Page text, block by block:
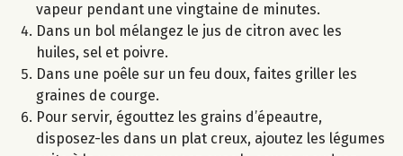
vapeur pendant une vingtaine de minutes.
Dans un bol mélangez le jus de citron avec les
huiles, sel et poivre.
Dans une poêle sur un feu doux, faites griller les
graines de courge.
Pour servir, égouttez les grains d’épeautre,
disposez-les dans un plat creux, ajoutez les légumes